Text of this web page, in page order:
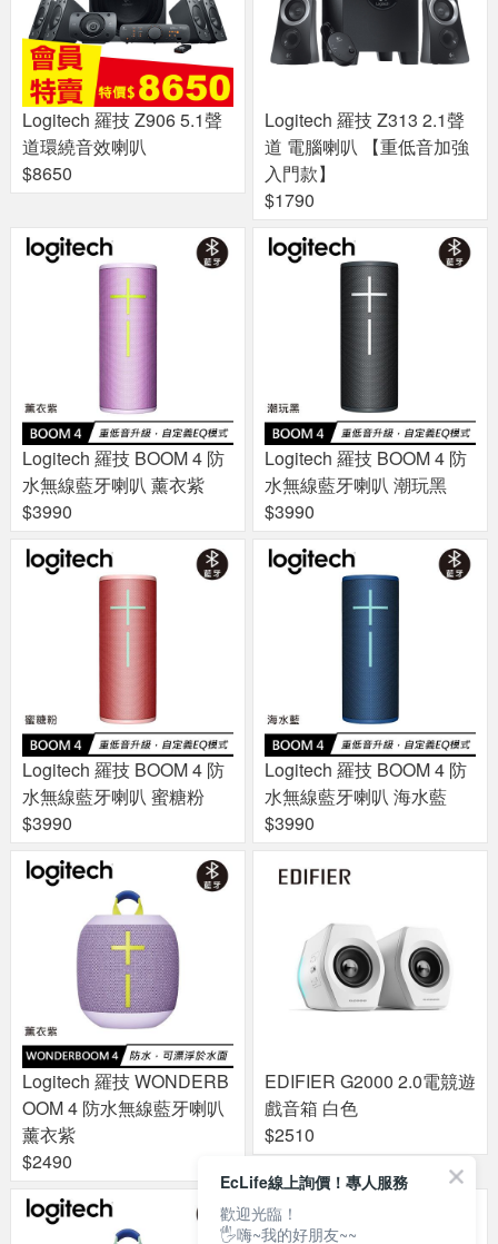
Logitech 羅技 Z906 5.1聲
道環繞音效喇叭
$8650
Logitech 羅技 Z313 2.1聲
道 電腦喇叭 【重低音加強
入門款】
$1790
Logitech 羅技 BOOM 4 防
水無線藍牙喇叭 薰衣紫
$3990
Logitech 羅技 BOOM 4 防
水無線藍牙喇叭 潮玩黑
$3990
Logitech 羅技 BOOM 4 防
水無線藍牙喇叭 蜜糖粉
$3990
Logitech 羅技 BOOM 4 防
水無線藍牙喇叭 海水藍
$3990
Logitech 羅技 WONDERB
OOM 4 防水無線藍牙喇叭
薰衣紫
$2490
EDIFIER G2000 2.0電競遊
戲音箱 白色
$2510
EcLife線上詢價！專人服務
歡迎光臨！
🖐嗨~我的好朋友~~